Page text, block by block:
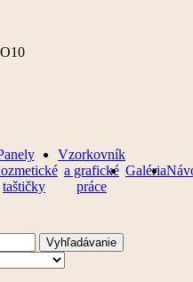
taštičky
Vzorkovník
a grafické
práce
Galéria
Vyhľadávanie